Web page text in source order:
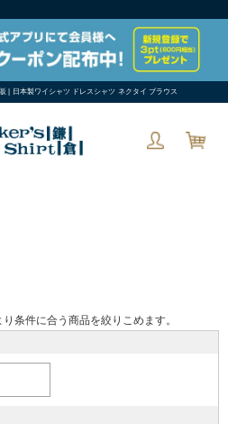
| 日本製ワイシャツ ドレスシャツ ネクタイ ブラウス
条件に合う商品を絞りこめます。